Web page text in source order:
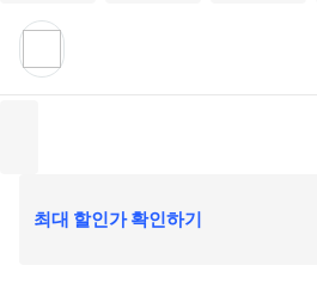
최대 할인가 확인하기